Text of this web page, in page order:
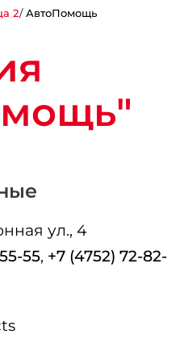
2 АвтоПомощь
ул., 4
55, +7 (4752) 72-82-